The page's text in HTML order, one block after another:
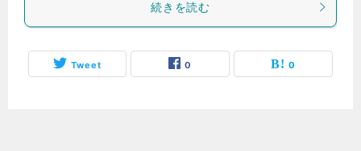
続きを読む
Tweet 0 0